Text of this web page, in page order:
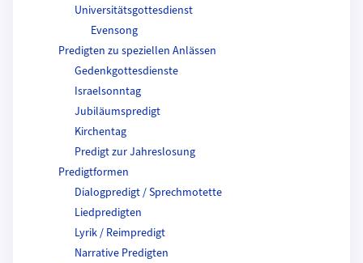
Universitätsgottesdienst
Evensong
Predigten zu speziellen Anlässen
Gedenkgottesdienste
Israelsonntag
Jubiläumspredigt
Kirchentag
Predigt zur Jahreslosung
Predigtformen
Dialogpredigt / Sprechmotette
Liedpredigten
Lyrik / Reimpredigt
Narrative Predigten